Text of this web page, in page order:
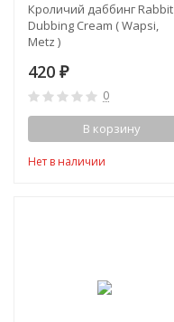
Кроличий даббинг Rabbit
Dubbing Cream ( Wapsi,
Metz )
420 ₽
0
В корзину
Нет в наличии